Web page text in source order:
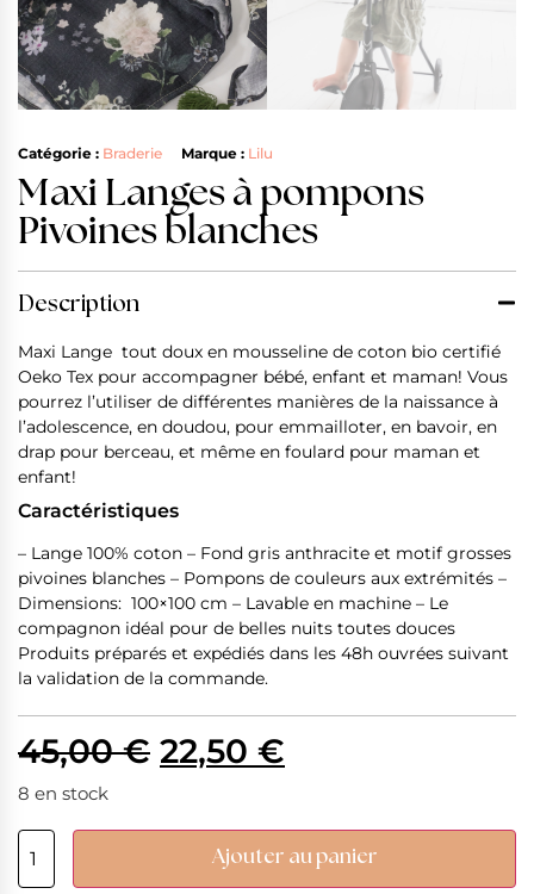
Catégorie : Braderie Marque : Lilu
Maxi Langes à pompons
Pivoines blanches
Description
Maxi Lange tout doux en mousseline de coton bio certifié
Oeko Tex pour accompagner bébé, enfant et maman! Vous
pourrez l’utiliser de différentes manières de la naissance à
l’adolescence, en doudou, pour emmailloter, en bavoir, en
drap pour berceau, et même en foulard pour maman et
enfant!
Caractéristiques
– Lange 100% coton – Fond gris anthracite et motif grosses
pivoines blanches – Pompons de couleurs aux extrémités –
Dimensions: 100×100 cm – Lavable en machine – Le
compagnon idéal pour de belles nuits toutes douces
Produits préparés et expédiés dans les 48h ouvrées suivant
la validation de la commande.
45,00€ 22,50 €
8 en stock
Ajouter au panier